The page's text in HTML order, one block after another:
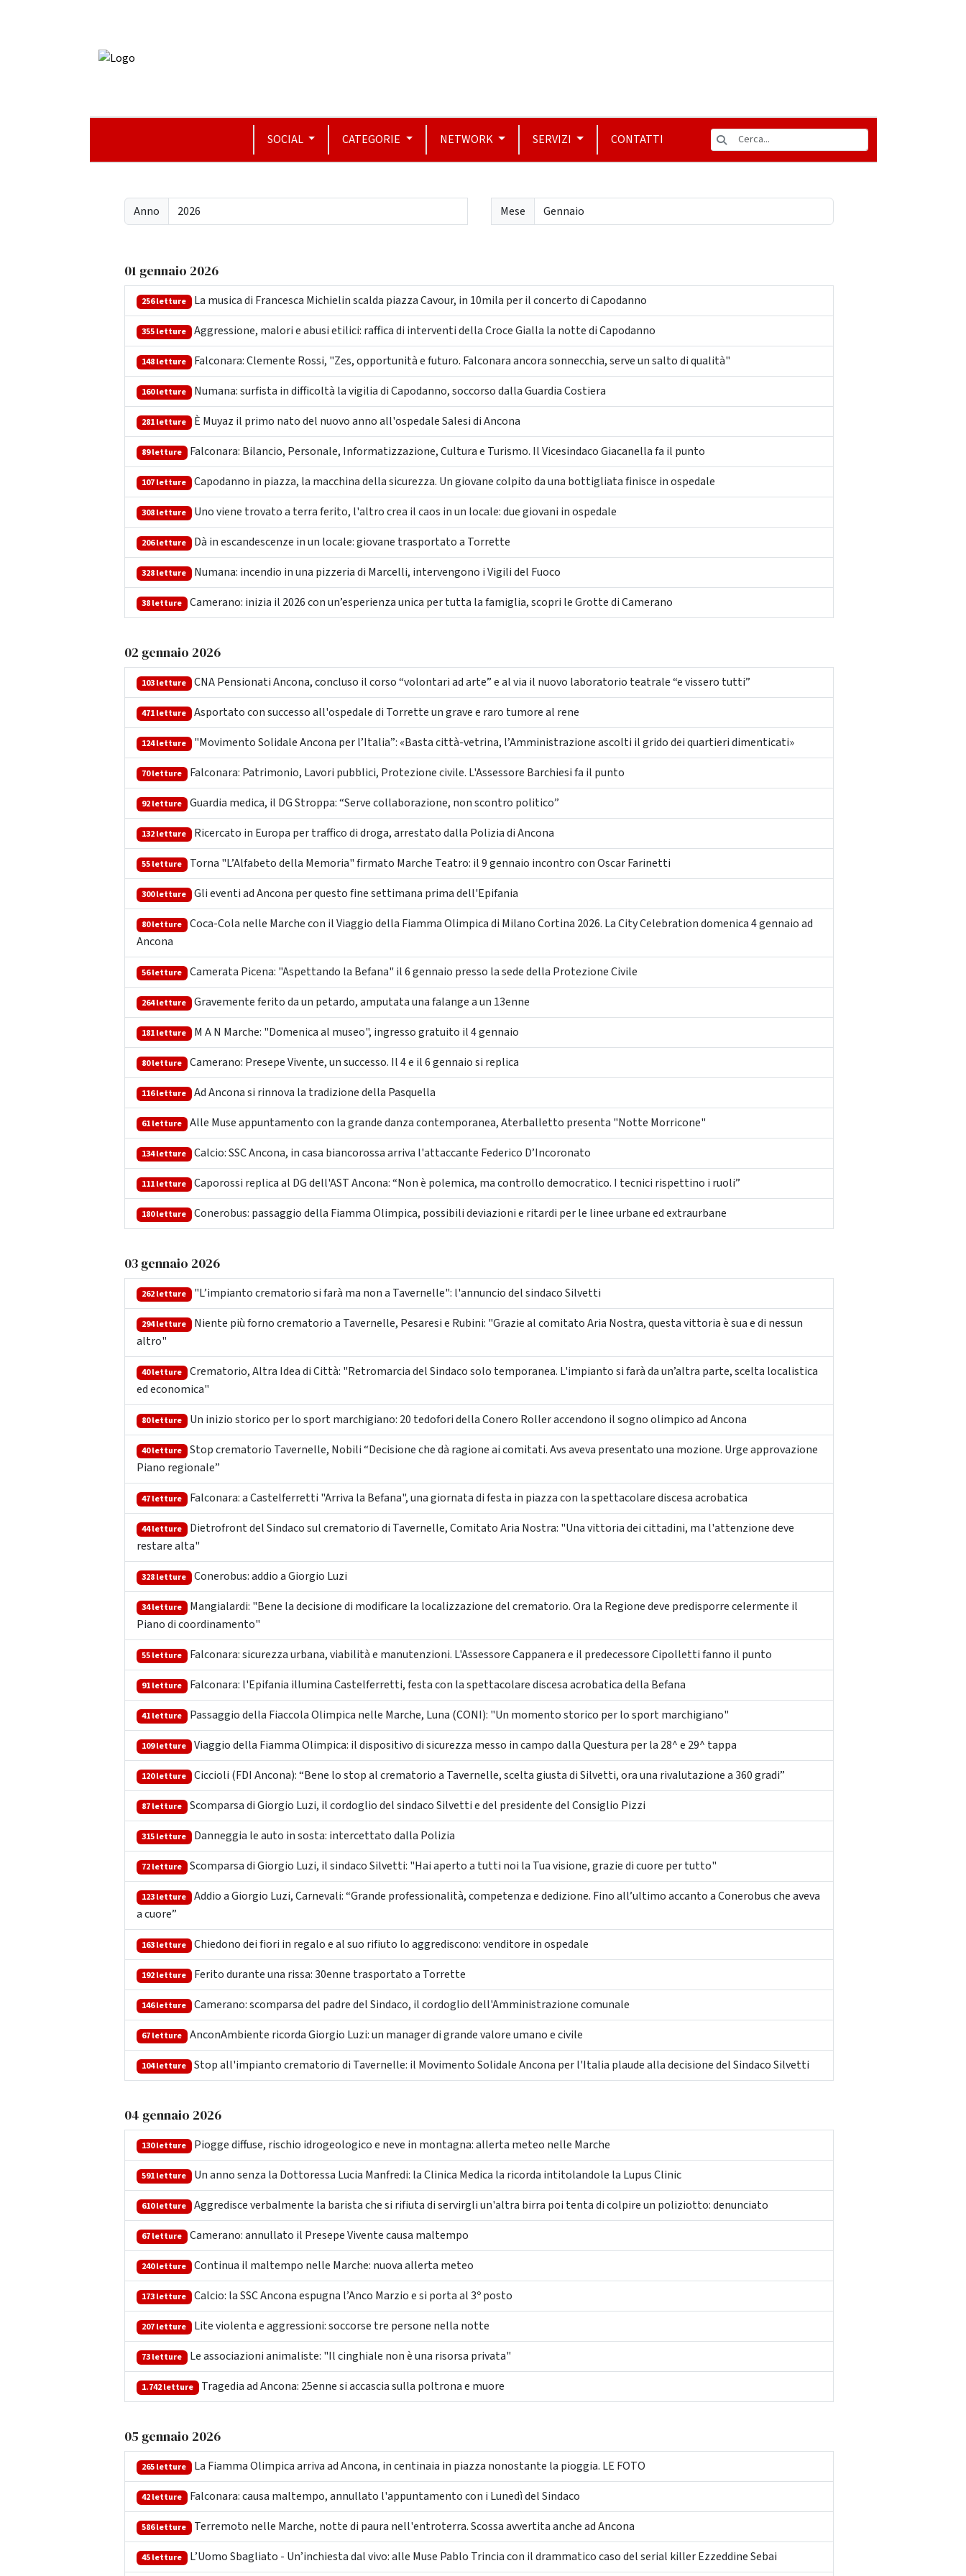
SOCIAL CATEGORIE NETWORK SERVIZI CONTATTI
Anno Mese
01 gennaio 2026
256 letture La musica di Francesca Michielin scalda piazza Cavour, in 10mila per il concerto di Capodanno
355 letture Aggressione, malori e abusi etilici: raffica di interventi della Croce Gialla la notte di Capodanno
148 letture Falconara: Clemente Rossi, "Zes, opportunità e futuro. Falconara ancora sonnecchia, serve un salto di qualità"
160 letture Numana: surfista in difficoltà la vigilia di Capodanno, soccorso dalla Guardia Costiera
281 letture È Muyaz il primo nato del nuovo anno all'ospedale Salesi di Ancona
89 letture Falconara: Bilancio, Personale, Informatizzazione, Cultura e Turismo. Il Vicesindaco Giacanella fa il punto
107 letture Capodanno in piazza, la macchina della sicurezza. Un giovane colpito da una bottigliata finisce in ospedale
308 letture Uno viene trovato a terra ferito, l'altro crea il caos in un locale: due giovani in ospedale
206 letture Dà in escandescenze in un locale: giovane trasportato a Torrette
328 letture Numana: incendio in una pizzeria di Marcelli, intervengono i Vigili del Fuoco
38 letture Camerano: inizia il 2026 con un’esperienza unica per tutta la famiglia, scopri le Grotte di Camerano
02 gennaio 2026
103 letture CNA Pensionati Ancona, concluso il corso “volontari ad arte” e al via il nuovo laboratorio teatrale “e vissero tutti”
471 letture Asportato con successo all'ospedale di Torrette un grave e raro tumore al rene
124 letture "Movimento Solidale Ancona per l’Italia”: «Basta città-vetrina, l’Amministrazione ascolti il grido dei quartieri dimenticati»
70 letture Falconara: Patrimonio, Lavori pubblici, Protezione civile. L'Assessore Barchiesi fa il punto
92 letture Guardia medica, il DG Stroppa: “Serve collaborazione, non scontro politico”
132 letture Ricercato in Europa per traffico di droga, arrestato dalla Polizia di Ancona
55 letture Torna "L’Alfabeto della Memoria" firmato Marche Teatro: il 9 gennaio incontro con Oscar Farinetti
300 letture Gli eventi ad Ancona per questo fine settimana prima dell'Epifania
80 letture
Coca-Cola nelle Marche con il Viaggio della Fiamma Olimpica di Milano Cortina 2026. La City Celebration domenica 4 gennaio ad
Ancona
56 letture Camerata Picena: "Aspettando la Befana" il 6 gennaio presso la sede della Protezione Civile
264 letture Gravemente ferito da un petardo, amputata una falange a un 13enne
181 letture M A N Marche: "Domenica al museo", ingresso gratuito il 4 gennaio
80 letture Camerano: Presepe Vivente, un successo. Il 4 e il 6 gennaio si replica
116 letture Ad Ancona si rinnova la tradizione della Pasquella
61 letture Alle Muse appuntamento con la grande danza contemporanea, Aterballetto presenta "Notte Morricone"
134 letture Calcio: SSC Ancona, in casa biancorossa arriva l'attaccante Federico D’Incoronato
111 letture Caporossi replica al DG dell'AST Ancona: “Non è polemica, ma controllo democratico. I tecnici rispettino i ruoli”
180 letture Conerobus: passaggio della Fiamma Olimpica, possibili deviazioni e ritardi per le linee urbane ed extraurbane
03 gennaio 2026
262 letture "L’impianto crematorio si farà ma non a Tavernelle": l'annuncio del sindaco Silvetti
294 letture
Niente più forno crematorio a Tavernelle, Pesaresi e Rubini: "Grazie al comitato Aria Nostra, questa vittoria è sua e di nessun
altro"
40 letture
Crematorio, Altra Idea di Città: "Retromarcia del Sindaco solo temporanea. L'impianto si farà da un’altra parte, scelta localistica
ed economica"
80 letture Un inizio storico per lo sport marchigiano: 20 tedofori della Conero Roller accendono il sogno olimpico ad Ancona
40 letture
Stop crematorio Tavernelle, Nobili “Decisione che dà ragione ai comitati. Avs aveva presentato una mozione. Urge approvazione
Piano regionale”
47 letture Falconara: a Castelferretti "Arriva la Befana", una giornata di festa in piazza con la spettacolare discesa acrobatica
44 letture
Dietrofront del Sindaco sul crematorio di Tavernelle, Comitato Aria Nostra: "Una vittoria dei cittadini, ma l'attenzione deve
restare alta"
328 letture Conerobus: addio a Giorgio Luzi
34 letture
Mangialardi: "Bene la decisione di modificare la localizzazione del crematorio. Ora la Regione deve predisporre celermente il
Piano di coordinamento"
55 letture Falconara: sicurezza urbana, viabilità e manutenzioni. L'Assessore Cappanera e il predecessore Cipolletti fanno il punto
91 letture Falconara: l'Epifania illumina Castelferretti, festa con la spettacolare discesa acrobatica della Befana
41 letture Passaggio della Fiaccola Olimpica nelle Marche, Luna (CONI): "Un momento storico per lo sport marchigiano"
109 letture Viaggio della Fiamma Olimpica: il dispositivo di sicurezza messo in campo dalla Questura per la 28^ e 29^ tappa
120 letture Ciccioli (FDI Ancona): “Bene lo stop al crematorio a Tavernelle, scelta giusta di Silvetti, ora una rivalutazione a 360 gradi”
87 letture Scomparsa di Giorgio Luzi, il cordoglio del sindaco Silvetti e del presidente del Consiglio Pizzi
315 letture Danneggia le auto in sosta: intercettato dalla Polizia
72 letture Scomparsa di Giorgio Luzi, il sindaco Silvetti: "Hai aperto a tutti noi la Tua visione, grazie di cuore per tutto"
123 letture
Addio a Giorgio Luzi, Carnevali: “Grande professionalità, competenza e dedizione. Fino all’ultimo accanto a Conerobus che aveva
a cuore”
163 letture Chiedono dei fiori in regalo e al suo rifiuto lo aggrediscono: venditore in ospedale
192 letture Ferito durante una rissa: 30enne trasportato a Torrette
146 letture Camerano: scomparsa del padre del Sindaco, il cordoglio dell'Amministrazione comunale
67 letture AnconAmbiente ricorda Giorgio Luzi: un manager di grande valore umano e civile
104 letture Stop all'impianto crematorio di Tavernelle: il Movimento Solidale Ancona per l'Italia plaude alla decisione del Sindaco Silvetti
04 gennaio 2026
130 letture Piogge diffuse, rischio idrogeologico e neve in montagna: allerta meteo nelle Marche
591 letture Un anno senza la Dottoressa Lucia Manfredi: la Clinica Medica la ricorda intitolandole la Lupus Clinic
610 letture Aggredisce verbalmente la barista che si rifiuta di servirgli un'altra birra poi tenta di colpire un poliziotto: denunciato
67 letture Camerano: annullato il Presepe Vivente causa maltempo
240 letture Continua il maltempo nelle Marche: nuova allerta meteo
173 letture Calcio: la SSC Ancona espugna l’Anco Marzio e si porta al 3º posto
207 letture Lite violenta e aggressioni: soccorse tre persone nella notte
73 letture Le associazioni animaliste: "Il cinghiale non è una risorsa privata"
1.742 letture Tragedia ad Ancona: 25enne si accascia sulla poltrona e muore
05 gennaio 2026
265 letture La Fiamma Olimpica arriva ad Ancona, in centinaia in piazza nonostante la pioggia. LE FOTO
42 letture Falconara: causa maltempo, annullato l'appuntamento con i Lunedì del Sindaco
586 letture Terremoto nelle Marche, notte di paura nell'entroterra. Scossa avvertita anche ad Ancona
45 letture L’Uomo Sbagliato - Un’inchiesta dal vivo: alle Muse Pablo Trincia con il drammatico caso del serial killer Ezzeddine Sebai